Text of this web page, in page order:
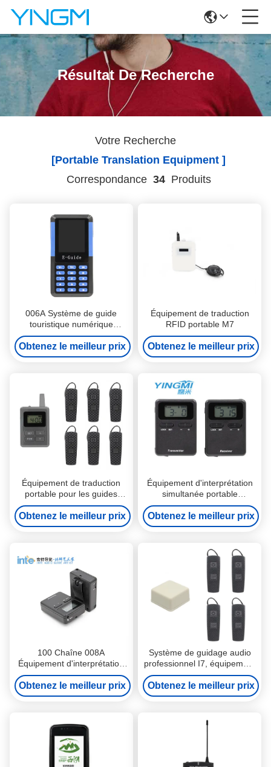
Résultat De Recherche
Votre Recherche
[portable Translation Equipment ]
Correspondance 34Produits
006A Système de guide
touristique numérique
portable, équipement de
traduction portable
Obtenez le meilleur prix
Équipement de traduction
RFID portable M7
Obtenez le meilleur prix
Équipement de traduction
portable pour les guides
touristiques
Obtenez le meilleur prix
Équipement d'interprétation
simultanée portable
suspendu au cou pour
l'enseignement / la réunion
Obtenez le meilleur prix
100 Chaîne 008A
Équipement d'interprétation
simultanée portable pour les
scènes
Obtenez le meilleur prix
Système de guidage audio
professionnel I7, équipement
d' interprétation de
conférence.
Obtenez le meilleur prix